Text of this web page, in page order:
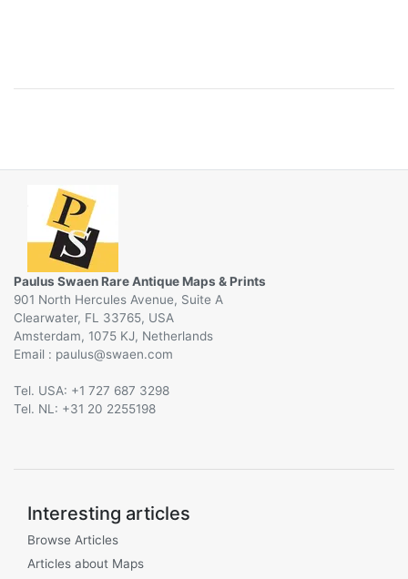
Paulus Swaen Rare Antique Maps & Prints
901 North Hercules Avenue, Suite A
Clearwater, FL 33765, USA
Amsterdam, 1075 KJ, Netherlands
Email :
@
Tel. USA: +1 727 687 3298
Tel. NL: +31 20 2255198
Interesting articles
Browse Articles
Articles about Maps